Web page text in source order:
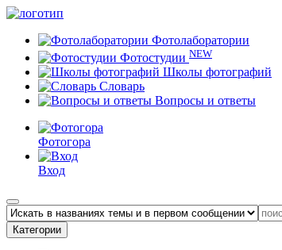
Фотолаборатории
Фотостудии NEW
Школы фотографий
Словарь
Вопросы и ответы
Фотогора
Вход
Категории